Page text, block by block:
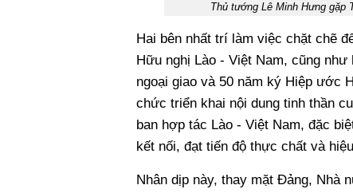
Thủ tướng Lê Minh Hưng gặp
Hai bên nhất trí làm việc chặt chẽ
Hữu nghị Lào - Việt Nam, cũng
ngoại giao và 50 năm ký Hiệp ước
chức triển khai nội dung tinh thần
ban hợp tác Lào - Việt Nam, đặc
kết nối, đạt tiến độ thực chất và
Nhân dịp này, thay mặt Đảng, Nhà